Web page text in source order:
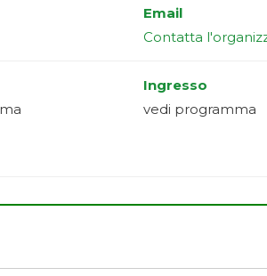
Email
Contatta
Ingresso
vedi programma